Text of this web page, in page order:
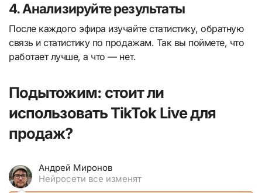
4. Анализируйте результаты
После каждого эфира изучайте статистику, обратную
связь и статистику по продажам. Так вы поймете, что
работает лучше, а что — нет.
Подытожим: стоит ли
использовать TikTok Live для
продаж?
Андрей Миронов
Нейросети все изменят